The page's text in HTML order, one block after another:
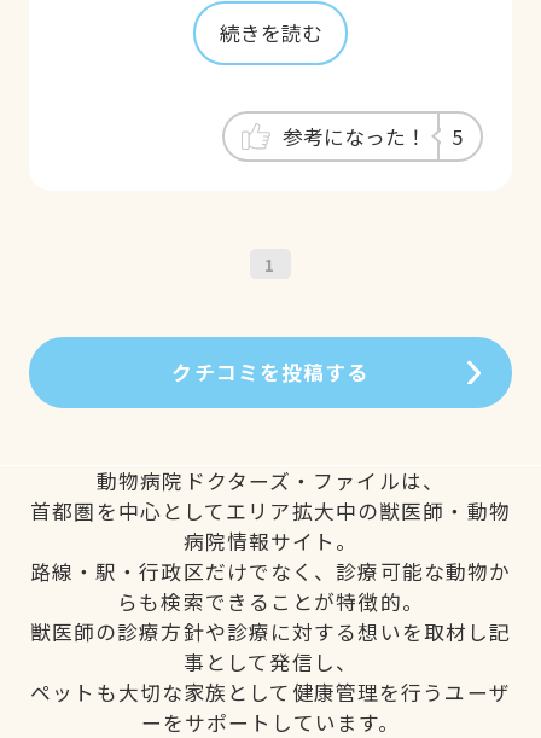
状況を詳しく書きながら説明してくださり
(もらえます)、わかりやすく納得して治療
ながら進めてくださり、愛犬、先生、スタ
ッフさん、私の、チームで闘ってると思
くなりそうなときは、送付してくださり、
す♪検索でこちらの病院を見つけることが
できて、よかったです。
続きを読む
参考になった！ 5
1
クチコミを投稿する
動物病院ドクターズ・ファイルは、
首都圏を中心としてエリア拡大中の獣医師・動物
病院情報サイト。
路線・駅・行政区だけでなく、診療可能な動物か
らも検索できることが特徴的。
獣医師の診療方針や診療に対する想いを取材し記
事として発信し、
ペットも大切な家族として健康管理を行うユーザ
ーをサポートしています。